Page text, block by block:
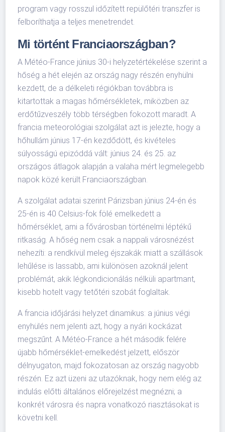
program vagy rosszul időzített repülőtéri transzfer is
felboríthatja a teljes menetrendet.
Mi történt Franciaországban?
A Météo-France június 30-i helyzetértékelése szerint a
hőség a hét elején az ország nagy részén enyhülni
kezdett, de a délkeleti régiókban továbbra is
kitartottak a magas hőmérsékletek, miközben az
erdőtűzveszély több térségben fokozott maradt. A
francia meteorológiai szolgálat azt is jelezte, hogy a
hőhullám június 17-én kezdődött, és kivételes
súlyosságú epizóddá vált: június 24. és 25. az
országos átlagok alapján a valaha mért legmelegebb
napok közé került Franciaországban.
A szolgálat adatai szerint Párizsban június 24-én és
25-én is 40 Celsius-fok fölé emelkedett a
hőmérséklet, ami a fővárosban történelmi léptékű
ritkaság. A hőség nem csak a nappali városnézést
nehezíti: a rendkívül meleg éjszakák miatt a szállások
lehűlése is lassabb, ami különösen azoknál jelent
problémát, akik légkondicionálás nélküli apartmant,
kisebb hotelt vagy tetőtéri szobát foglaltak.
A francia időjárási helyzet dinamikus: a június végi
enyhülés nem jelenti azt, hogy a nyári kockázat
megszűnt. A Météo-France a hét második felére
újabb hőmérséklet-emelkedést jelzett, először
délnyugaton, majd fokozatosan az ország nagyobb
részén. Ez azt üzeni az utazóknak, hogy nem elég az
indulás előtti általános előrejelzést megnézni; a
konkrét városra és napra vonatkozó riasztásokat is
követni kell.